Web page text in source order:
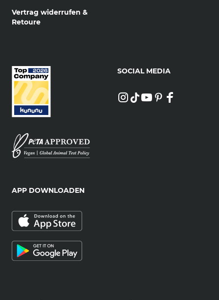
Vertrag widerrufen &
Retoure
SOCIAL MEDIA
APP DOWNLOADEN